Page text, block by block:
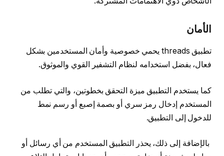
الأمان
تطبيق threads يحمي خصوصية وأمان المستخدمين بشكل
فعال، بفضل استخدامه لنظام التشفير القوي والموثوق.
كما يستخدم التطبيق ميزة التحقق بخطوتين، والتي تطلب من
المستخدم إدخال رمز سري أو بصمة إصبع أو رسم نمط
للدخول إلى التطبيق.
بالإضافة إلى ذلك، يحذر التطبيق المستخدم من أي رسائل أو